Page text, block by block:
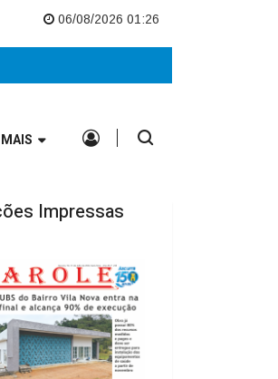
Bairro Vila Nova entra na reta final e alcança 90%
06/08/2026 01:26
MAIS
Impressas